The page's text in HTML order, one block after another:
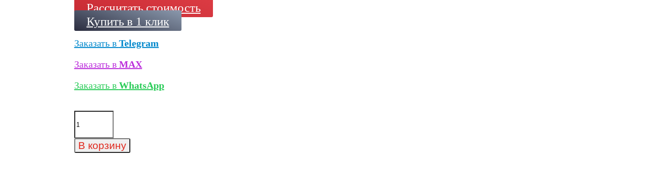
Рассчитать стоимость
Купить в 1 клик
Заказать в Telegram
Заказать в MAX
Заказать в WhatsApp
Количество
товара
кирпич
Wandermode
В корзину